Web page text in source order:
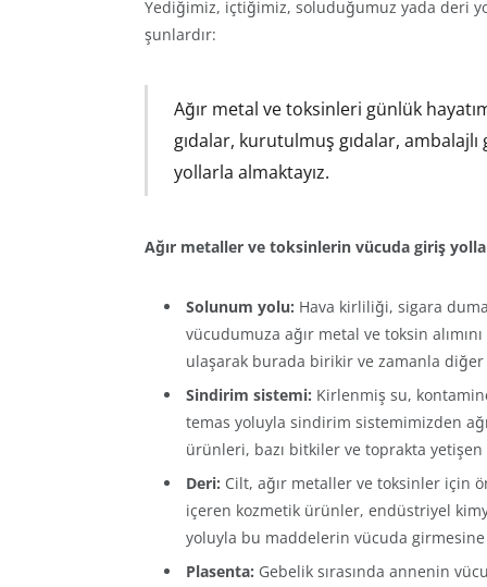
Yediğimiz, içtiğimiz, soluduğumuz yada deri
şunlardır:
Ağır metal ve toksinleri günlük
gıdalar, kurutulmuş gıdalar,
yollarla almaktayız.
Ağır metaller ve toksinlerin vücuda giriş
Solunum yolu: Hava kirliliği, sigara
vücudumuza ağır metal ve toksin
ulaşarak burada birikir ve zamanla
Sindirim sistemi: Kirlenmiş su,
temas yoluyla sindirim sistemimizden
ürünleri, bazı bitkiler ve toprakta
Deri: Cilt, ağır metaller ve toksinler için
içeren kozmetik ürünler, endüstriyel
yoluyla bu maddelerin vücuda
Plasenta: Gebelik sırasında annenin